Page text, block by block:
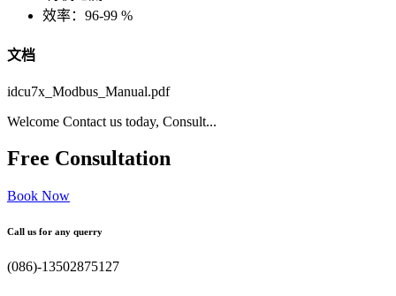
效率：96-99 %
文档
idcu7x_Modbus_Manual.pdf
Welcome Contact us today, Consult...
Free Consultation
Book Now
Call us for any querry
(086)-13502875127